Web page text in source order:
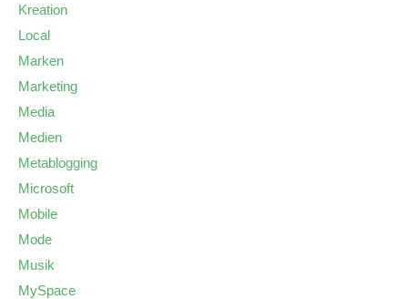
Kreation
Local
Marken
Marketing
Media
Medien
Metablogging
Microsoft
Mobile
Mode
Musik
MySpace